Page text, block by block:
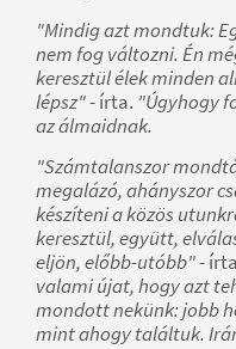
"Mindig azt mondtuk:
nem fog változni. Én
keresztül élek minden
lépsz"- írta. "Úgyhogy
az álmaidnak.
"Számtalanszor
megalázó, ahányszor
készíteni a közös
keresztül, együtt,
eljön, előbb-utóbb"-
valami újat, hogy azt
mondott nekünk: jobb
mint ahogy találtuk.